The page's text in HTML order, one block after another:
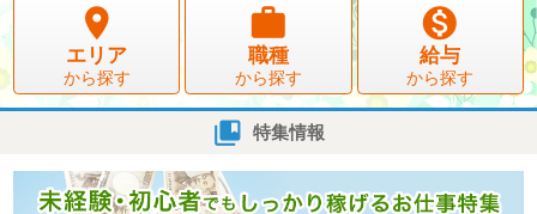

エリア
から探す

職種
から探す

給与
から探す
 特集情報